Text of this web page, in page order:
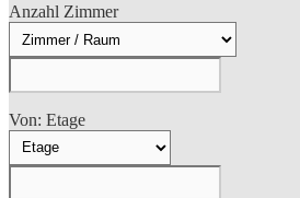
Anzahl Zimmer
Von: Etage